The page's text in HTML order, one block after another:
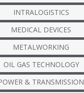
INTRALOGISTICS
MEDICAL DEVICES
METALWORKING
OIL GAS TECHNOLOGY
POWER & TRANSMISSION